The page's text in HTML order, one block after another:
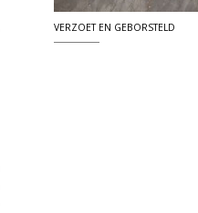
VERZOET EN GEBORSTELD